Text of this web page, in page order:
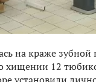
на краже
12